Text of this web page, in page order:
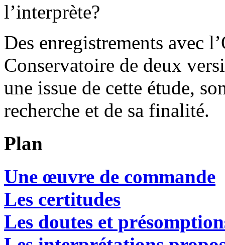
l’interprète?
Des enregistrements avec
Conservatoire de deux
une issue de cette étude,
recherche et de sa finalité.
Plan
Une œuvre de commande
Les certitudes
Les doutes et